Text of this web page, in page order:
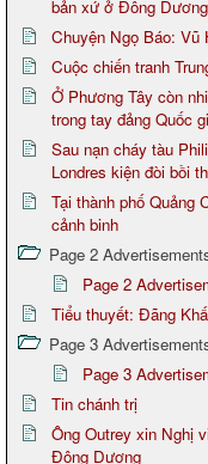
bản xứ ở Đông Dương
Chuyện Ngọ Báo: Vũ
Cuộc chiến tranh
Ở Phương Tây còn
trong tay đảng Quốc
Sau nạn cháy tàu
Londres kiện đòi bồi
Tại thành phố Quảng
cảnh binh
Page 2
Page 2
Tiểu thuyết: Đãng
Page 3
Page 3
Tin chánh trị
Ông Outrey xin Nghị
Đông Dương